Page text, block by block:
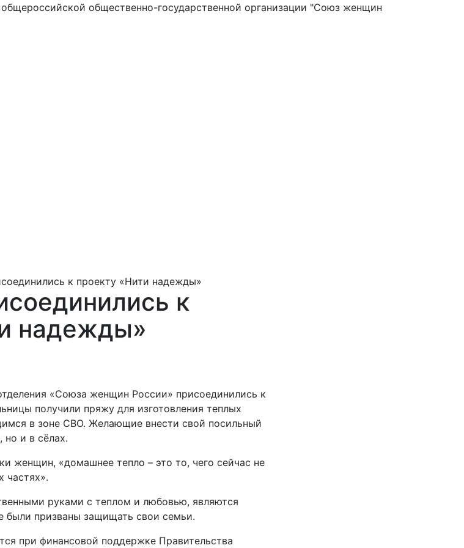
общероссийской общественно-государственной организации "Союз женщин
к проекту «Нити надежды»
к
надежды»
«Союза женщин России» присоединились к
получили пряжу для изготовления теплых
в зоне СВО. Желающие внести свой посильный
но и в сёлах.
женщин, «домашнее тепло – это то, чего сейчас не
частях».
руками с теплом и любовью, являются
призваны защищать свои семьи.
при финансовой поддержке Правительства